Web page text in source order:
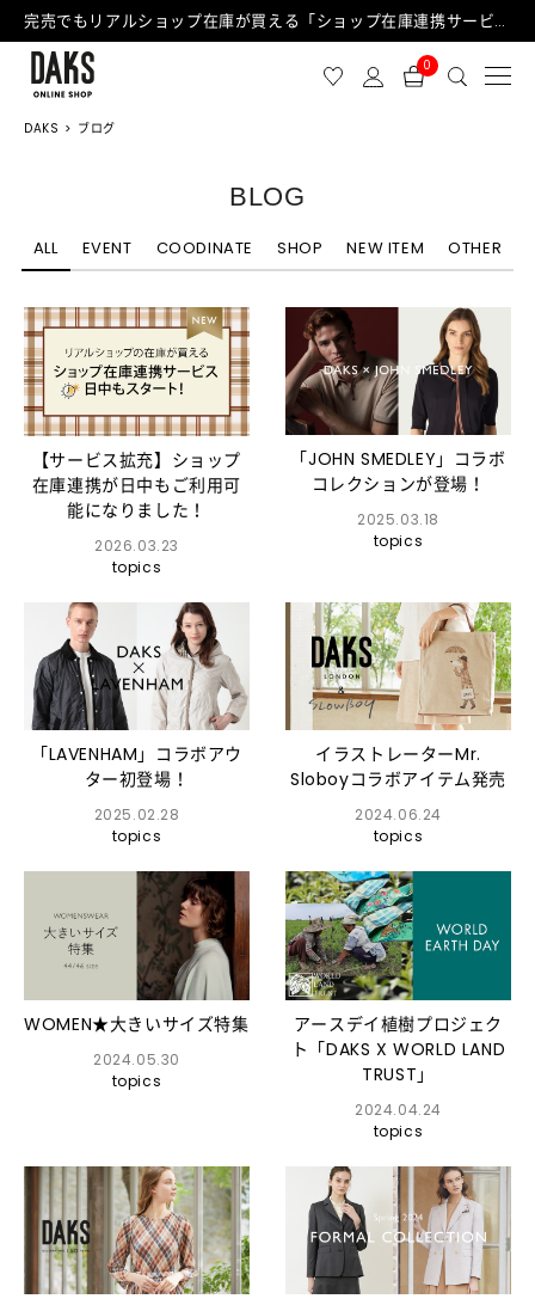
完売でもリアルショップ在庫が買える「ショップ在庫連携サービス」が日中もご利用可能になりました！
0
DAKS ブログ
BLOG
ALL EVENT COODINATE SHOP NEW ITEM OTHER
【サービス拡充】ショップ
在庫連携が日中もご利用可
能になりました！
2026.03.23
topics
「JOHN SMEDLEY」コラボ
コレクションが登場！
2025.03.18
topics
「LAVENHAM」コラボアウ
ター初登場！
2025.02.28
topics
イラストレーターMr.
Sloboyコラボアイテム発売
2024.06.24
topics
WOMEN★大きいサイズ特集
2024.05.30
topics
アースデイ植樹プロジェク
ト「DAKS X WORLD LAND
TRUST」
2024.04.24
topics